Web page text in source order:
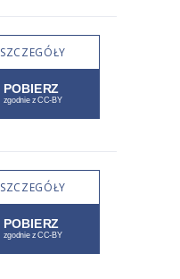
SZCZEGÓŁY
SZCZEGÓŁY